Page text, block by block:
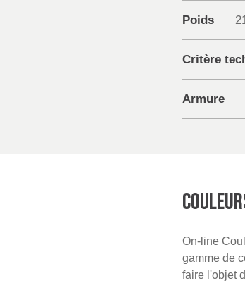
Poids
Critère
Armure
On-line
gamme de
faire l'objet